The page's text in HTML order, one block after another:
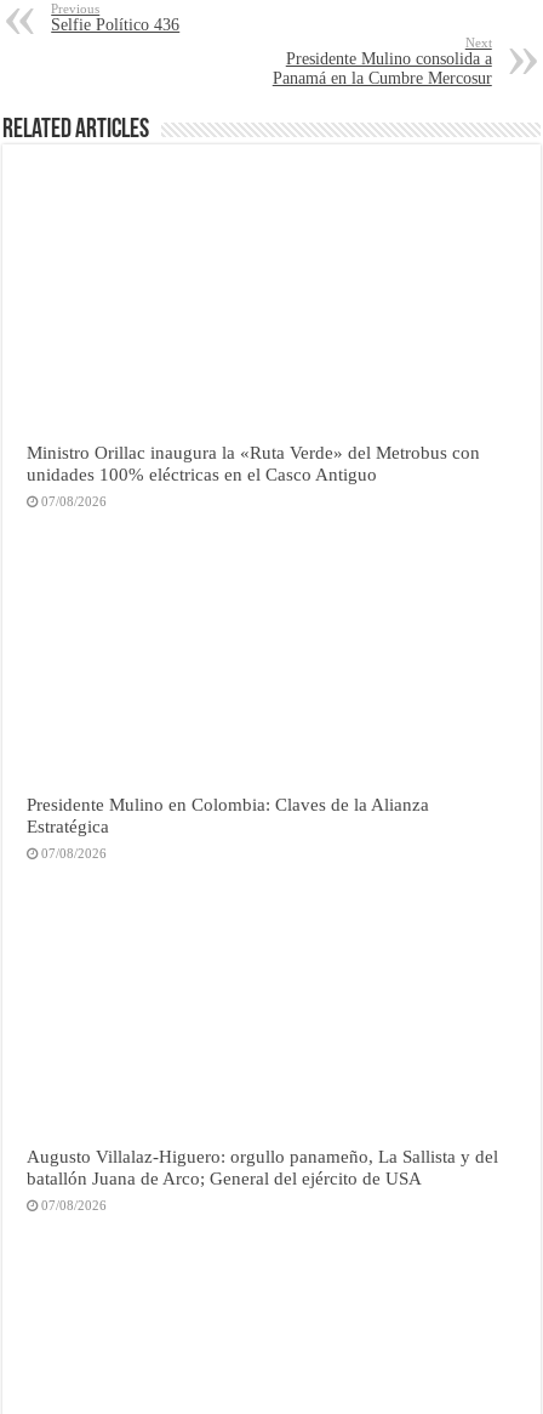
Previous
Selfie Político 436
Next
Presidente Mulino consolida a
Panamá en la Cumbre Mercosur
Related Articles
Ministro Orillac inaugura la «Ruta Verde» del Metrobus con
unidades 100% eléctricas en el Casco Antiguo
07/08/2026
Presidente Mulino en Colombia: Claves de la Alianza
Estratégica
07/08/2026
Augusto Villalaz-Higuero: orgullo panameño, La Sallista y del
batallón Juana de Arco; General del ejército de USA
07/08/2026